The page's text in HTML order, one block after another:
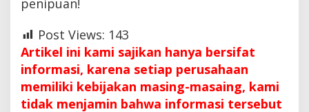
Post Views: 143
Artikel ini kami sajikan hanya bersifat
informasi, karena setiap perusahaan
memiliki kebijakan masing-masaing, kami
tidak menjamin bahwa informasi tersebut